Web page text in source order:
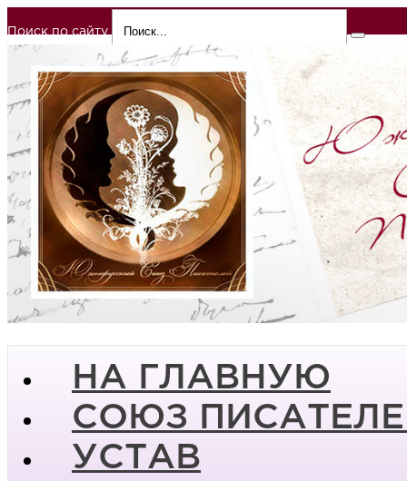
Поиск по сайту
НА ГЛАВНУЮ
СОЮЗ
УСТАВ